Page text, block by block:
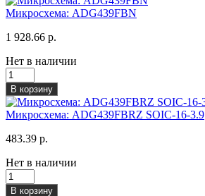
Микросхема: ADG439FBN
1 928.66 р.
Нет в наличии
В корзину
Микросхема: ADG439FBRZ SOIC-16-3.9
483.39 р.
Нет в наличии
В корзину